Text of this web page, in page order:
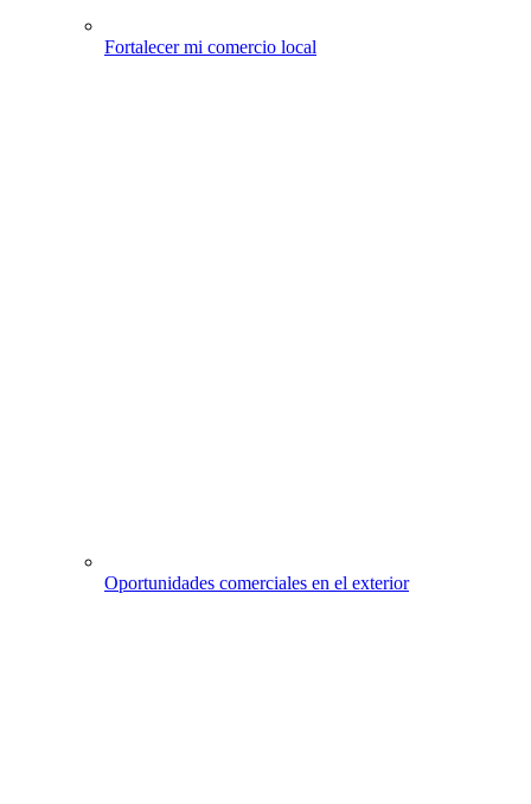
Fortalecer mi comercio local
Oportunidades comerciales en el exterior